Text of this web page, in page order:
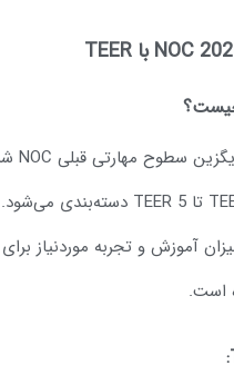
سیستم TEER جایگزین سطوح مهارتی قبلی NOC شده و با
عددگذاری از TEER 0 تا TEER 5 دسته‌بندی می‌شود. TEER
و تجربه موردنیاز برای انجام